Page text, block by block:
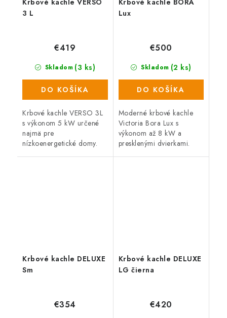
3 L
Skladom (3 ks)
€419
DO KOŠÍKA
Krbové kachle VERSO 3L
s výkonom 5 kW určené
najmä pre
nízkoenergetické domy.
Lux
Skladom (2 ks)
€500
DO KOŠÍKA
Moderné krbové kachle
Victoria Bora Lux s
výkonom až 8 kW a
presklenými dvierkami.
Krbové kachle DELUXE
Sm
€354
Krbové kachle DELUXE
LG čierna
€420